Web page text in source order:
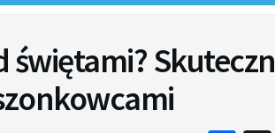
świętami?